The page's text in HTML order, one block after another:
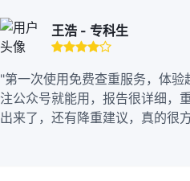
王浩 - 专科生
"第一次使用免费查重服务，体验
注公众号就能用，报告很详细，
出来了，还有降重建议，真的很